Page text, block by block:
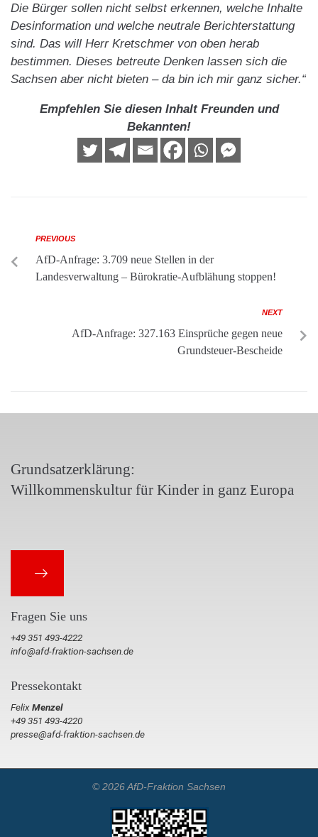
Die Bürger sollen nicht selbst erkennen, welche Inhalte
Desinformation und welche neutrale Berichterstattung
sind. Das will Herr Kretschmer von oben herab
bestimmen. Dieses betreute Denken lassen sich die
Sachsen aber nicht bieten – da bin ich mir ganz sicher.“
Empfehlen Sie diesen Inhalt Freunden und
Bekannten!
PREVIOUS
AfD-Anfrage: 3.709 neue Stellen in der
Landesverwaltung – Bürokratie-Aufblähung stoppen!
NEXT
AfD-Anfrage: 327.163 Einsprüche gegen neue
Grundsteuer-Bescheide
Grundsatzerklärung:
Willkommenskultur für Kinder in ganz Europa
Fragen Sie uns
+49 351 493-4222
info@afd-fraktion-sachsen.de
Pressekontakt
FelixMenzel
+49 351 493-4220
presse@afd-fraktion-sachsen.de
© 2026 AfD-Fraktion Sachsen